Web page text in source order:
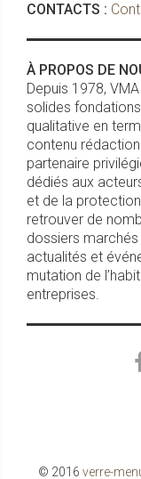
CONTACTS :
À PROPOS DE
Depuis 1978,
solides
qualitative en
contenu
partenaire
dédiés aux
et de la
retrouver de
dossiers
actualités et
mutation de
entreprises.
© 2016 verre-